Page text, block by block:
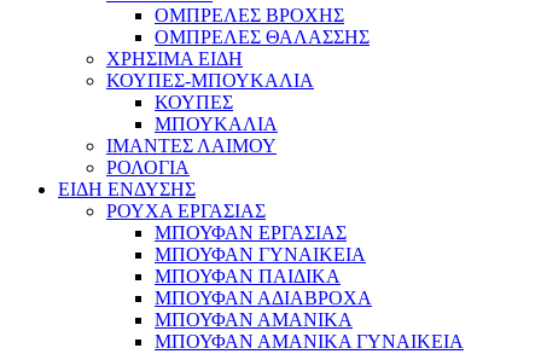
ΟΜΠΡΕΛΕΣ ΒΡΟΧΗΣ
ΟΜΠΡΕΛΕΣ ΘΑΛΑΣΣΗΣ
ΧΡΗΣΙΜΑ ΕΙΔΗ
ΚΟΥΠΕΣ-ΜΠΟΥΚΑΛΙΑ
ΚΟΥΠΕΣ
ΜΠΟΥΚΑΛΙΑ
ΙΜΑΝΤΕΣ ΛΑΙΜΟΥ
ΡΟΛΟΓΙΑ
ΕΙΔΗ ΕΝΔΥΣΗΣ
ΡΟΥΧΑ ΕΡΓΑΣΙΑΣ
ΜΠΟΥΦΑΝ ΕΡΓΑΣΙΑΣ
ΜΠΟΥΦΑΝ ΓΥΝΑΙΚΕΙΑ
ΜΠΟΥΦΑΝ ΠΑΙΔΙΚΑ
ΜΠΟΥΦΑΝ ΑΔΙΑΒΡΟΧΑ
ΜΠΟΥΦΑΝ ΑΜΑΝΙΚΑ
ΜΠΟΥΦΑΝ ΑΜΑΝΙΚΑ ΓΥΝΑΙΚΕΙΑ